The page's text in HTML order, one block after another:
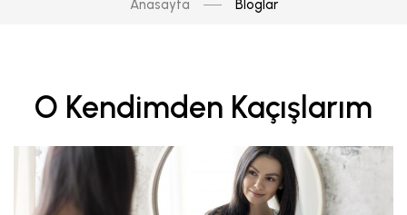
Anasayfa Bloglar
O Kendimden Kaçışlarım